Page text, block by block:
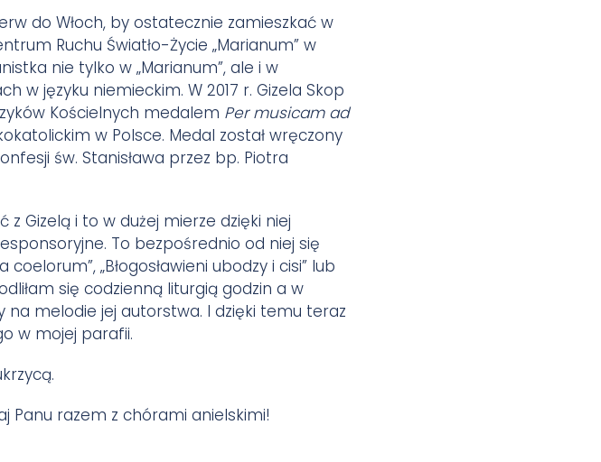
do Włoch, by ostatecznie zamieszkać w
Ruchu Światło-Życie „Marianum” w
nie tylko w „Marianum”, ale i w
w języku niemieckim. W 2017 r. Gizela Skop
Kościelnych medalem Per musicam ad
w Polsce. Medal został wręczony
św. Stanisława przez bp. Piotra
z Gizelą i to w dużej mierze dzięki niej
To bezpośrednio od niej się
„Błogosławieni ubodzy i cisi” lub
się codzienną liturgią godzin a w
na melodie jej autorstwa. I dzięki temu teraz
w mojej parafii.
Panu razem z chórami anielskimi!